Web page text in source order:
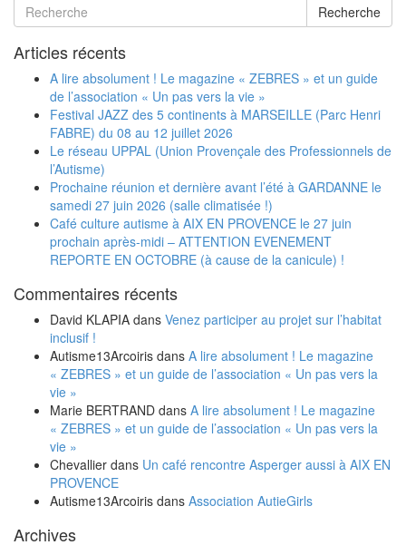
Recherche
Articles récents
A lire absolument ! Le magazine « ZEBRES » et un guide
de l’association « Un pas vers la vie »
Festival JAZZ des 5 continents à MARSEILLE (Parc Henri
FABRE) du 08 au 12 juillet 2026
Le réseau UPPAL (Union Provençale des Professionnels de
l’Autisme)
Prochaine réunion et dernière avant l’été à GARDANNE le
samedi 27 juin 2026 (salle climatisée !)
Café culture autisme à AIX EN PROVENCE le 27 juin
prochain après-midi – ATTENTION EVENEMENT
REPORTE EN OCTOBRE (à cause de la canicule) !
Commentaires récents
David KLAPIA dans Venez participer au projet sur l’habitat
inclusif !
Autisme13Arcoiris dans A lire absolument ! Le magazine
« ZEBRES » et un guide de l’association « Un pas vers la
vie »
Marie BERTRAND dans A lire absolument ! Le magazine
« ZEBRES » et un guide de l’association « Un pas vers la
vie »
Chevallier dans Un café rencontre Asperger aussi à AIX EN
PROVENCE
Autisme13Arcoiris dans Association AutieGirls
Archives